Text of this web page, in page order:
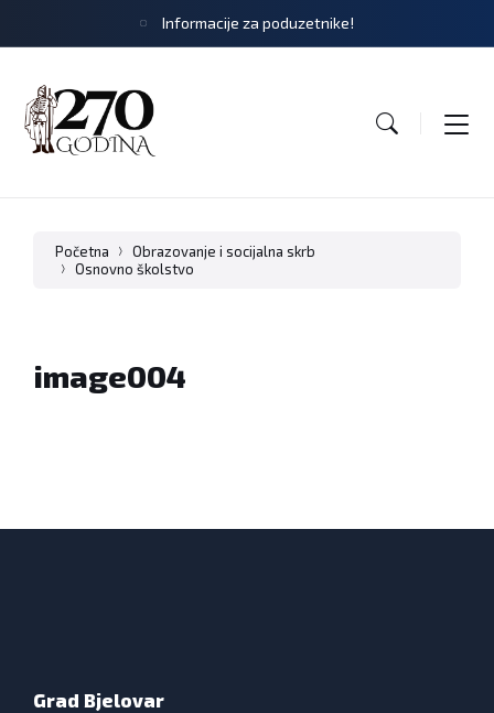
Informacije za poduzetnike!
Početna
Obrazovanje i socijalna skrb
Osnovno školstvo
image004
Grad Bjelovar